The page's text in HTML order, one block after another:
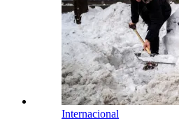
Internacional